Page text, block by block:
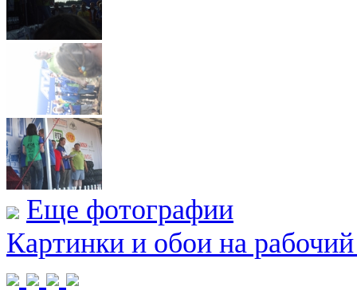
Еще фотографии
Картинки и обои на